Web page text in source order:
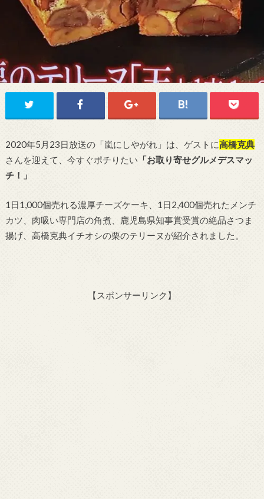
2020年5月23日放送の「嵐にしやがれ」は、ゲストに高橋克典
さんを迎えて、今すぐポチりたい 「お取り寄せグルメデスマッ
チ！」
1日1,000個売れる濃厚チーズケーキ、1日2,400個売れたメンチ
カツ、肉吸い専門店の角煮、鹿児島県知事賞受賞の絶品さつま
揚げ、高橋克典イチオシの栗のテリーヌが紹介されました。
【スポンサーリンク】